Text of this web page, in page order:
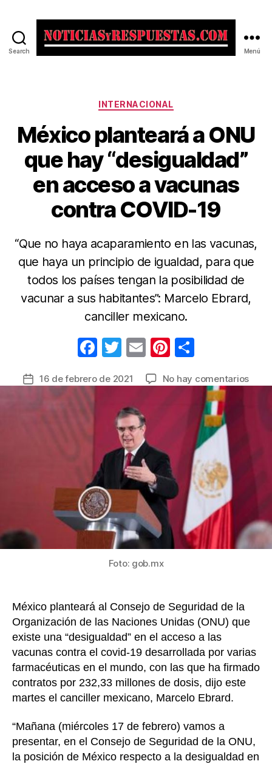
Search Menú
Categorías
INTERNACIONAL
México planteará a ONU
que hay “desigualdad”
en acceso a vacunas
contra COVID-19
“Que no haya acaparamiento en las vacunas,
que haya un principio de igualdad, para que
todos los países tengan la posibilidad de
vacunar a sus habitantes”: Marcelo Ebrard,
canciller mexicano.
F
c
o
o
k
T
itt
er
E
ail
Pi
er
e
m
p
ar
tir
Fecha16 de febrero de 2021 No hay comentariosen
Foto: gob.mx
México planteará al Consejo de Seguridad de la
Organización de las Naciones Unidas (ONU) que
existe una “desigualdad” en el acceso a las
vacunas contra el covid-19 desarrollada por varias
farmacéuticas en el mundo, con las que ha firmado
contratos por 232,33 millones de dosis, dijo este
martes el canciller mexicano, Marcelo Ebrard.
“Mañana (miércoles 17 de febrero) vamos a
presentar, en el Consejo de Seguridad de la ONU,
la posición de México respecto a la desigualdad en